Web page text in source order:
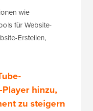
wie
für Website-
Erstellen,
hinzu,
zu steigern